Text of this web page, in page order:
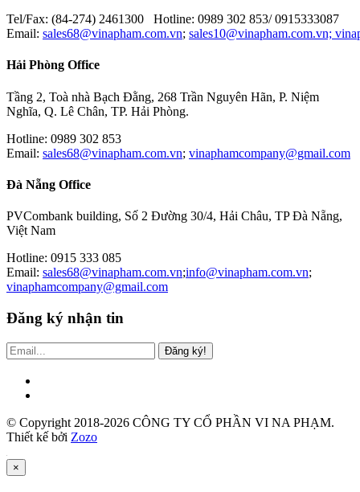
Tel/Fax: (84-274) 2461300 Hotline: 0989 302 853/ 0915333087
Email: sales68@vinapham.com.vn; sales10@vinapham.com.vn;
Hải Phòng Office
Tầng 2, Toà nhà Bạch Đằng, 268 Trần Nguyên Hãn, P. Niệm
Nghĩa, Q. Lê Chân, TP. Hải Phòng.
Hotline: 0989 302 853
Email: sales68@vinapham.com.vn; vinaphamcompany@gmail.com
Đà Nẵng Office
PVCombank building, Số 2 Đường 30/4, Hải Châu, TP Đà Nẵng,
Việt Nam
Hotline: 0915 333 085
Email: sales68@vinapham.com.vn;info@vinapham.com.vn;
vinaphamcompany@gmail.com
Đăng ký nhận tin
Đăng ký!
© Copyright 2018-2026 CÔNG TY CỔ PHẦN VI NA PHẠM.
Thiết kế bởi Zozo
×